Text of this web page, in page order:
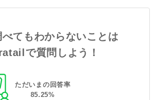
てもわからないことは
で質問しよう！
ただいまの回答率
85.25%